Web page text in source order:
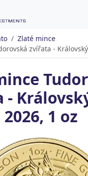
Zlaté mince
zvířata -
-
2026, 1 oz